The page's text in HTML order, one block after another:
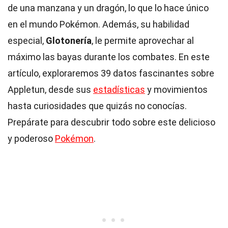
de una manzana y un dragón, lo que lo hace único
en el mundo Pokémon. Además, su habilidad
especial, Glotonería, le permite aprovechar al
máximo las bayas durante los combates. En este
artículo, exploraremos 39 datos fascinantes sobre
Appletun, desde sus estadísticas y movimientos
hasta curiosidades que quizás no conocías.
Prepárate para descubrir todo sobre este delicioso
y poderoso Pokémon.